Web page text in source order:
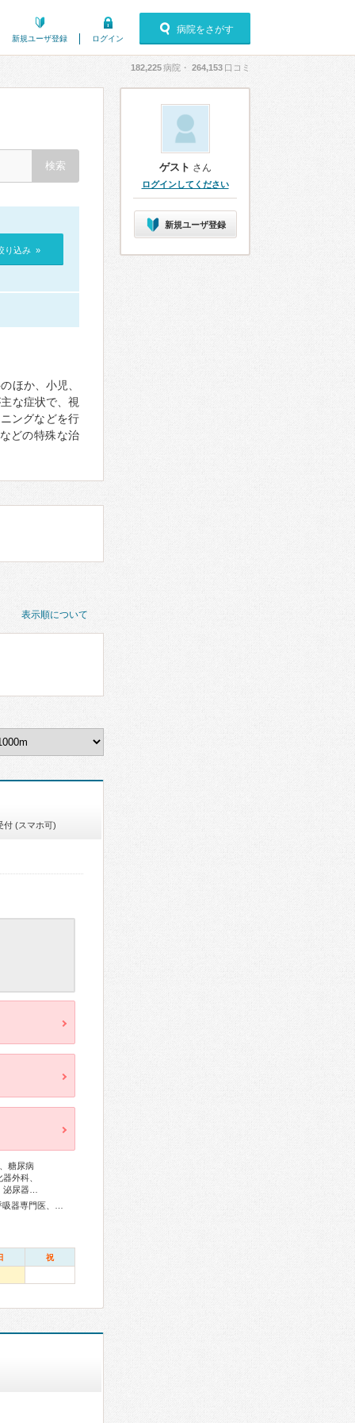
新規ユーザ登録 ログイン
病院をさがす
182,225病院・ 264,153 口コミ
り込み »
ほか、小児、
な症状で、視
ングなどを行
どの特殊な治
表示順について
付 (スマホ可)
糖尿病
外科、
泌尿器…
祝
ゲスト さん
ログインしてください
新規ユーザ登録